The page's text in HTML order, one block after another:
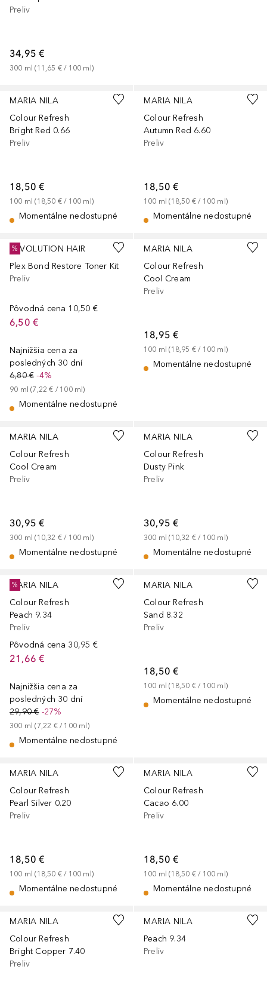
Preliv
34,95 €
300 ml (11,65 € / 100 ml)
MARIA NILA
Colour Refresh
Bright Red 0.66
Preliv
18,50 €
100 ml (18,50 € / 100 ml)
Momentálne nedostupné
MARIA NILA
Colour Refresh
Autumn Red 6.60
Preliv
18,50 €
100 ml (18,50 € / 100 ml)
Momentálne nedostupné
REVOLUTION HAIR
Plex Bond Restore Toner Kit
Preliv
Pôvodná cena 10,50 €
6,50 €
Najnižšia cena za
posledných 30 dní
6,80 €-4%
90 ml (7,22 € / 100 ml)
Momentálne nedostupné
%
MARIA NILA
Colour Refresh
Cool Cream
Preliv
18,95 €
100 ml (18,95 € / 100 ml)
Momentálne nedostupné
MARIA NILA
Colour Refresh
Cool Cream
Preliv
30,95 €
300 ml (10,32 € / 100 ml)
Momentálne nedostupné
MARIA NILA
Colour Refresh
Dusty Pink
Preliv
30,95 €
300 ml (10,32 € / 100 ml)
Momentálne nedostupné
MARIA NILA
Colour Refresh
Peach 9.34
Preliv
Pôvodná cena 30,95 €
21,66 €
Najnižšia cena za
posledných 30 dní
29,90 €-27%
300 ml (7,22 € / 100 ml)
Momentálne nedostupné
%
MARIA NILA
Colour Refresh
Sand 8.32
Preliv
18,50 €
100 ml (18,50 € / 100 ml)
Momentálne nedostupné
MARIA NILA
Colour Refresh
Pearl Silver 0.20
Preliv
18,50 €
100 ml (18,50 € / 100 ml)
Momentálne nedostupné
MARIA NILA
Colour Refresh
Cacao 6.00
Preliv
18,50 €
100 ml (18,50 € / 100 ml)
Momentálne nedostupné
MARIA NILA
Colour Refresh
Bright Copper 7.40
Preliv
MARIA NILA
Peach 9.34
Preliv